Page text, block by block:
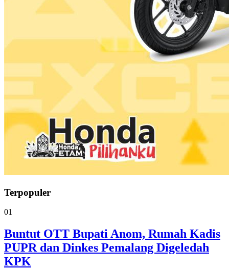
Terpopuler
01
Buntut OTT Bupati Anom, Rumah Kadis
PUPR dan Dinkes Pemalang Digeledah
KPK